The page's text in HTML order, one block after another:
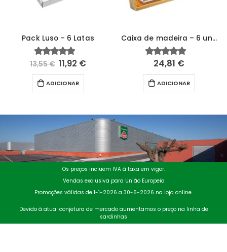
Pack Luso – 6 Latas
5.00fora de 5
13,55€ 11,92 €
ADICIONAR
Caixa de madeira – 6 unidades
5.00fora de 5
24,81 €
ADICIONAR
Os preços incluem IVA à taxa em vigor.
Vendas exclusiva para União Europeia
Promoções válidas de 1-1-2026 a 30-6-2026 na loja online.
Devido à atual conjetura de mercado aumentamos o preço na linha de
sardinhas